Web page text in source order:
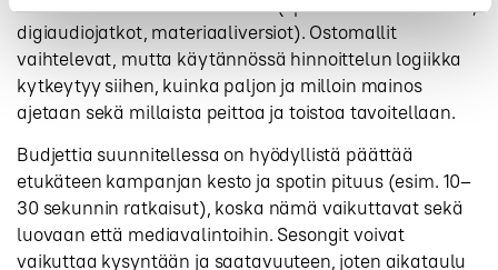
mahdollisista lisäelementeistä (sponsorointitunnisteet,
digiaudiojatkot, materiaaliversiot). Ostomallit
vaihtelevat, mutta käytännössä hinnoittelun logiikka
kytkeytyy siihen, kuinka paljon ja milloin mainos
ajetaan sekä millaista peittoa ja toistoa tavoitellaan.
Budjettia suunnitellessa on hyödyllistä päättää
etukäteen kampanjan kesto ja spotin pituus (esim. 10–
30 sekunnin ratkaisut), koska nämä vaikuttavat sekä
luovaan että mediavalintoihin. Sesongit voivat
vaikuttaa kysyntään ja saatavuuteen, joten aikataulu